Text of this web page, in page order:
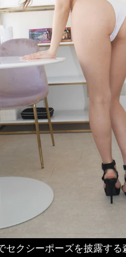
セクシーポーズを披露する